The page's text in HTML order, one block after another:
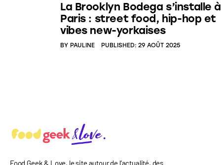
La Brooklyn Bodega s’installe à
Paris : street food, hip-hop et
vibes new-yorkaises
BY PAULINE PUBLISHED: 29 AOÛT 2025
Food Geek & Love, le site autour de l’actualité, des